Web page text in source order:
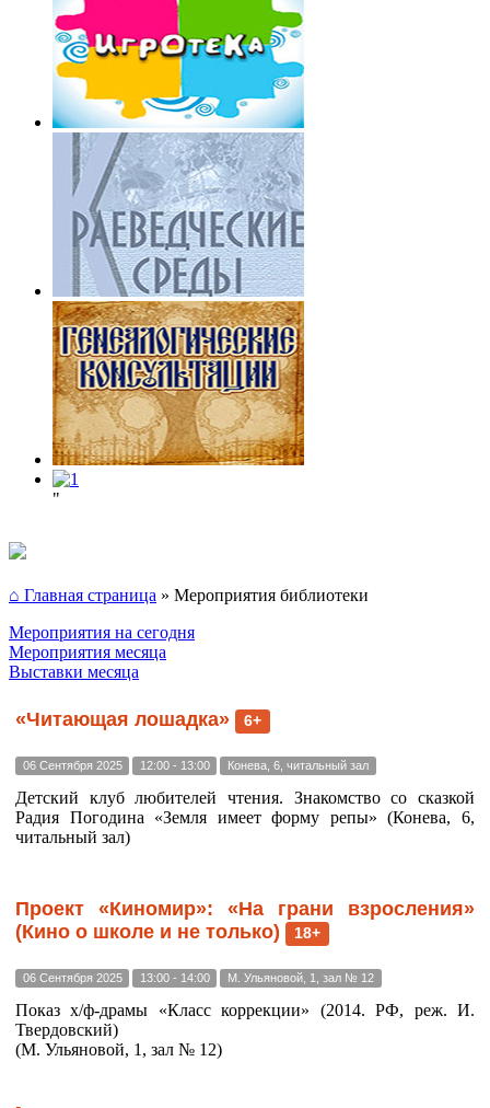
"
⌂ Главная страница » Мероприятия библиотеки
Мероприятия на сегодня
Мероприятия месяца
Выставки месяца
«Читающая лошадка» 6+
06 Сентября 2025 12:00 - 13:00 Конева, 6, читальный зал
Детский клуб любителей чтения. Знакомство со сказкой
Радия Погодина «Земля имеет форму репы» (Конева, 6,
читальный зал)
Проект «Киномир»: «На грани взросления»
(Кино о школе и не только)
18+
06 Сентября 2025 13:00 - 14:00 М. Ульяновой, 1, зал № 12
Показ х/ф-драмы «Класс коррекции» (2014. РФ, реж. И.
Твердовский)
(М. Ульяновой, 1, зал № 12)